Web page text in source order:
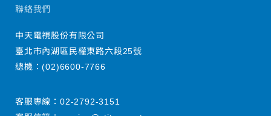
聯絡我們
中天電視股份有限公司
臺北市內湖區民權東路六段25號
總機：(02)6600-7766
客服專線： 02-2792-3151